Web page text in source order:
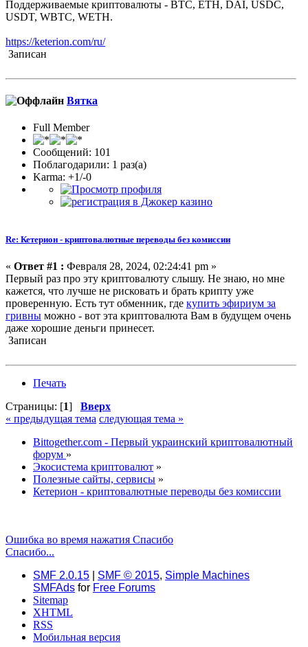
Поддерживаемые криптовалюты - BTC, ETH, DAI, USDC,
USDT, WBTC, WETH.
https://keterion.com/ru/
Записан
Вятка
Full Member
Сообщений: 101
Поблагодарили: 1 раз(а)
Karma: +1/-0
Re: Кетерион - криптовалютные переводы без комиссии
« Ответ #1 : Февраля 28, 2024, 02:24:41 pm »
Первый раз про эту криптовалюту слышу. Не знаю, но мне
кажется, что лучше не рисковать и брать крипту уже
проверенную. Есть тут обменник, где купить эфириум за
гривны можно - вот эта криптовалюта Вам в будущем очень
даже хорошие деньги принесет.
Записан
Печать
Страницы: [1] Вверх
« предыдущая тема следующая тема »
Bittogether.com - Первый украинский криптовалютный
форум »
Экосистема криптовалют »
Полезные сайты, сервисы »
Кетерион - криптовалютные переводы без комиссии
Ошибка во время нажатия Спасибо
Спасибо...
SMF 2.0.15
SMF © 2015, Simple Machines
SMFAds for Free Forums
Sitemap
XHTML
RSS
Мобильная версия